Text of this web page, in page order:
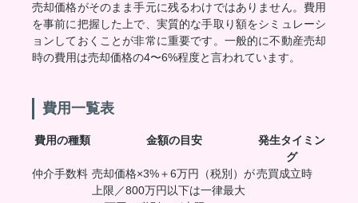
売却価格がそのまま手元に残るわけではありません。費用
を事前に把握した上で、実質的な手取り額をシミュレーシ
ョンしておくことが非常に重要です。一般的に不動産売却
時の費用は売却価格の4〜6%程度と言われています。
費用一覧表
費用の種類 金額の目安
発生タイミン
グ
仲介手数料 売却価格×3%＋6万円（税別）が
上限／800万円以下は一律最大
売買成立時